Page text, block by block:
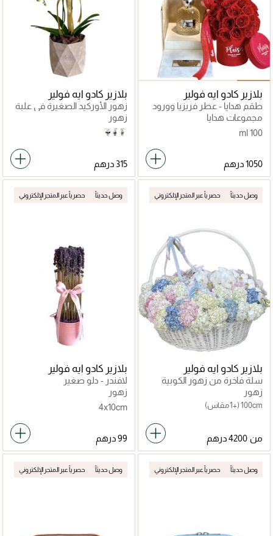
بلازير كادو ايه فولير
طقم هدايا - عطر فريزيا وورود
حمراء طازجة
مجموعات هدايا
100 ml
بلازير كادو ايه فولير
زهور الأوركيد الصغيرة في علبة
مخملية مجعدة
زهور
Tan
Grey
Pink
وصل حديثاً حصرياً عبر المتجر الإلكتروني
بلازير كادو ايه فولير
سلة فاخرة من زهور الكوبية
زهور
100cm (+1 مقاس)
من
وصل حديثاً حصرياً عبر المتجر الإلكتروني
بلازير كادو ايه فولير
لافندر - دلو صغير
زهور
4x10cm
وصل حديثاً حصرياً عبر المتجر الإلكتروني وصل حديثاً حصرياً عبر المتجر الإلكتروني